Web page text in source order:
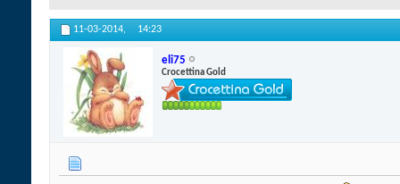
11-03-2014, 14:23
eli75
Crocettina Gold